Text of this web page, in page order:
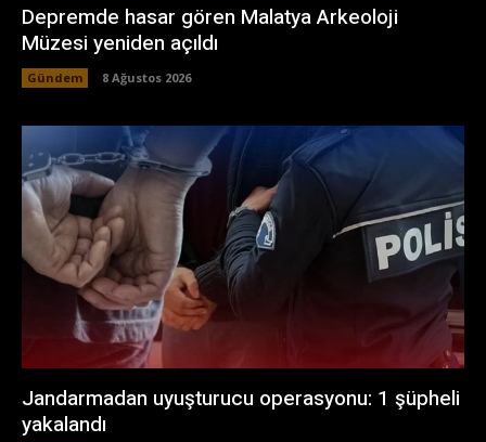
Depremde hasar gören Malatya Arkeoloji
Müzesi yeniden açıldı
Gündem 8 Ağustos 2026
Jandarmadan uyuşturucu operasyonu: 1 şüpheli
yakalandı